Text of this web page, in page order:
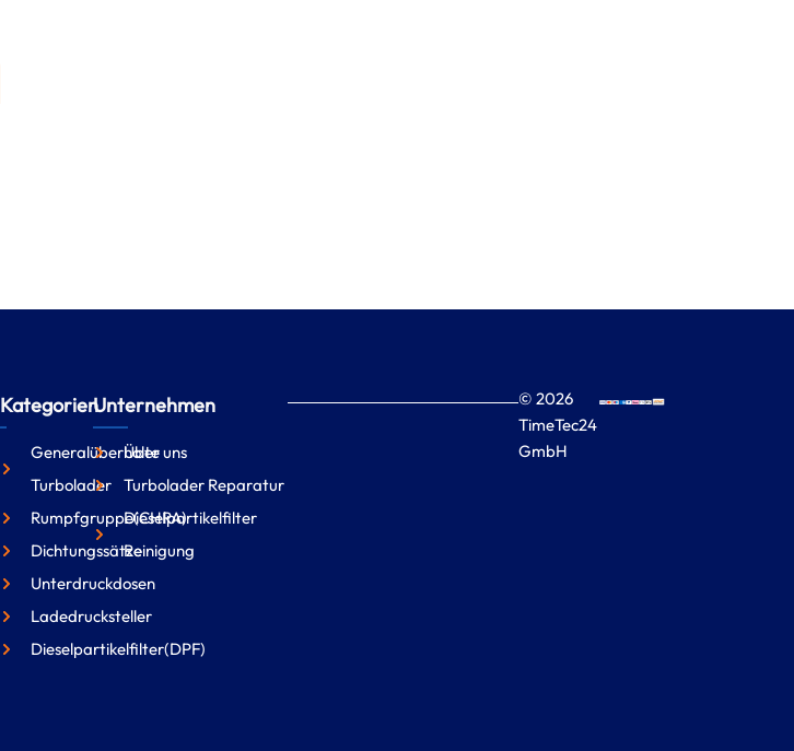
Kategorien
Generalüberholte
Turbolader
Rumpfgruppe(CHRA)
Dichtungssätze
Unterdruckdosen
Ladedrucksteller
Dieselpartikelfilter(DPF)
Unternehmen
Über uns
Turbolader Reparatur
Dieselpartikelfilter
Reinigung
© 2026
TimeTec24
GmbH